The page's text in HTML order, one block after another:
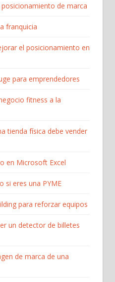
de marca
franquicia
el posicionamiento en
para emprendedores
fitness a la
tienda física debe vender
en Microsoft Excel
si eres una PYME
para reforzar equipos
un detector de billetes
de marca de una